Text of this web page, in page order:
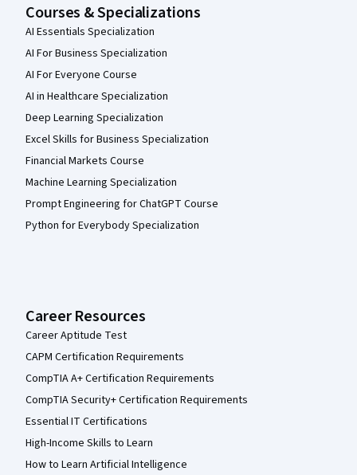
Courses & Specializations
AI Essentials Specialization
AI For Business Specialization
AI For Everyone Course
AI in Healthcare Specialization
Deep Learning Specialization
Excel Skills for Business Specialization
Financial Markets Course
Machine Learning Specialization
Prompt Engineering for ChatGPT Course
Python for Everybody Specialization
Career Resources
Career Aptitude Test
CAPM Certification Requirements
CompTIA A+ Certification Requirements
CompTIA Security+ Certification Requirements
Essential IT Certifications
High-Income Skills to Learn
How to Learn Artificial Intelligence